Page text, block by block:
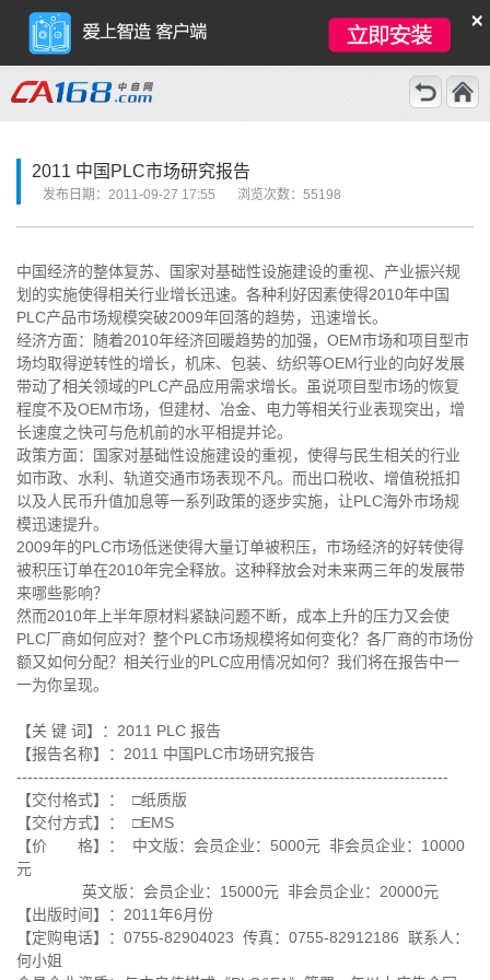
×
2011 中国PLC市场研究报告
发布日期：2011-09-27 17:55 浏览次数：55198
中国经济的整体复苏、国家对基础性设施建设的重视、产业振兴规
划的实施使得相关行业增长迅速。各种利好因素使得2010年中国
PLC产品市场规模突破2009年回落的趋势，迅速增长。
经济方面：随着2010年经济回暖趋势的加强，OEM市场和项目型市
场均取得逆转性的增长，机床、包装、纺织等OEM行业的向好发展
带动了相关领域的PLC产品应用需求增长。虽说项目型市场的恢复
程度不及OEM市场，但建材、冶金、电力等相关行业表现突出，增
长速度之快可与危机前的水平相提并论。
政策方面：国家对基础性设施建设的重视，使得与民生相关的行业
如市政、水利、轨道交通市场表现不凡。而出口税收、增值税抵扣
以及人民币升值加息等一系列政策的逐步实施，让PLC海外市场规
模迅速提升。
2009年的PLC市场低迷使得大量订单被积压，市场经济的好转使得
被积压订单在2010年完全释放。这种释放会对未来两三年的发展带
来哪些影响？
然而2010年上半年原材料紧缺问题不断，成本上升的压力又会使
PLC厂商如何应对？整个PLC市场规模将如何变化？各厂商的市场份
额又如何分配？相关行业的PLC应用情况如何？我们将在报告中一
一为你呈现。
【关 键 词】：2011 PLC 报告
【报告名称】：2011 中国PLC市场研究报告
-------------------------------------------------------------------------------
【交付格式】： □纸质版
【交付方式】： □EMS
【价 格】： 中文版：会员企业：5000元 非会员企业：10000
元
英文版：会员企业：15000元 非会员企业：20000元
【出版时间】：2011年6月份
【定购电话】：0755-82904023 传真：0755-82912186 联系人：
何小姐